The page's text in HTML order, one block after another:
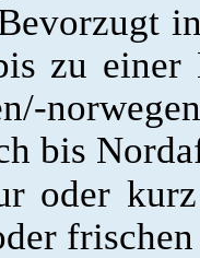
zu
bis
oder